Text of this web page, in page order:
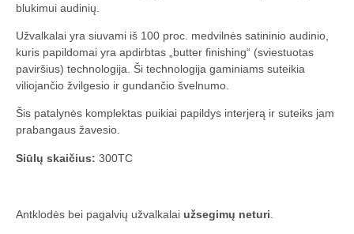
blukimui audinių.
Užvalkalai yra siuvami iš 100 proc. medvilnės satininio audinio,
kuris papildomai yra apdirbtas „butter finishing“ (sviestuotas
paviršius) technologija. Ši technologija gaminiams suteikia
viliojančio žvilgesio ir gundančio švelnumo.
Šis patalynės komplektas puikiai papildys interjerą ir suteiks jam
prabangaus žavesio.
Siūlų skaičius: 300TC
Antklodės bei pagalvių užvalkalai užsegimų neturi